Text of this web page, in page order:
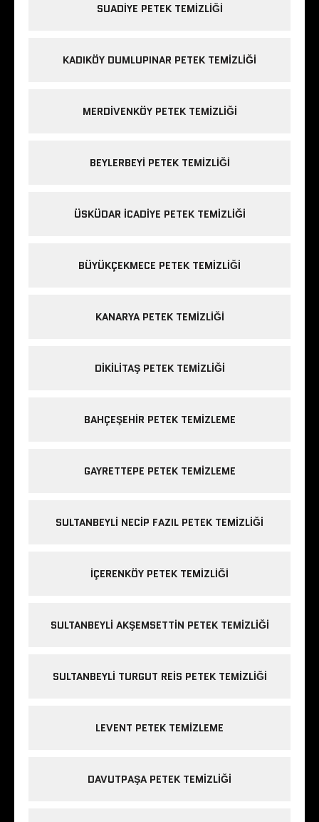
SUADIYE PETEK TEMIZLIĞI
KADIKÖY DUMLUPINAR PETEK TEMIZLIĞI
MERDIVENKÖY PETEK TEMIZLIĞI
BEYLERBEYI PETEK TEMIZLIĞI
ÜSKÜDAR ICADIYE PETEK TEMIZLIĞI
BÜYÜKÇEKMECE PETEK TEMIZLIĞI
KANARYA PETEK TEMIZLIĞI
DIKILITAŞ PETEK TEMIZLIĞI
BAHÇEŞEHIR PETEK TEMIZLEME
GAYRETTEPE PETEK TEMIZLEME
SULTANBEYLI NECIP FAZIL PETEK TEMIZLIĞI
IÇERENKÖY PETEK TEMIZLIĞI
SULTANBEYLI AKŞEMSETTIN PETEK TEMIZLIĞI
SULTANBEYLI TURGUT REIS PETEK TEMIZLIĞI
LEVENT PETEK TEMIZLEME
DAVUTPAŞA PETEK TEMIZLIĞI